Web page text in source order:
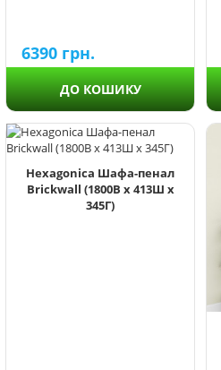
6390 грн.
ДО КОШИКУ
Hexagonica Шафа-пенал
Brickwall (1800В х 413Ш х
345Г)